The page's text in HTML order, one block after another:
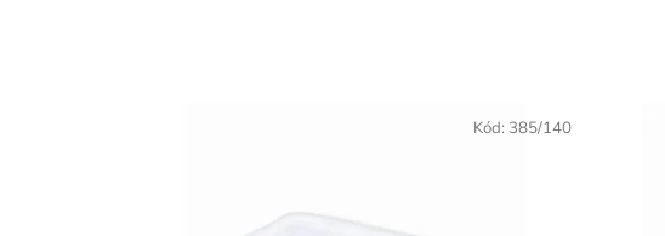
Kód: 385/140